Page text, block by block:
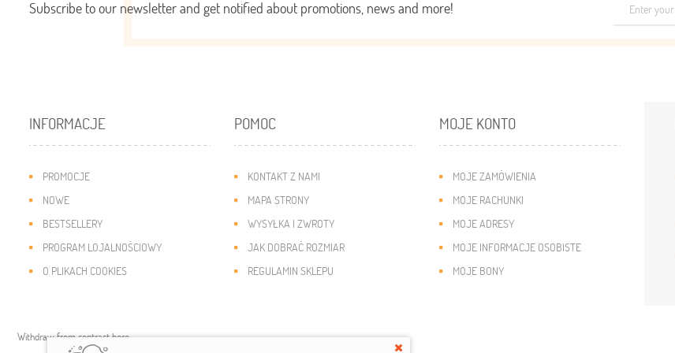
Subscribe to our newsletter and get notified about promotions, news and more!
INFORMACJE
PROMOCJE
NOWE
BESTSELLERY
PROGRAM LOJALNOŚCIOWY
O PLIKACH COOKIES
POMOC
KONTAKT Z NAMI
MAPA STRONY
WYSYŁKA I ZWROTY
JAK DOBRAĆ ROZMIAR
REGULAMIN SKLEPU
MOJE KONTO
MOJE ZAMÓWIENIA
MOJE RACHUNKI
MOJE ADRESY
MOJE INFORMACJE OSOBISTE
MOJE BONY
Withdraw from contract here